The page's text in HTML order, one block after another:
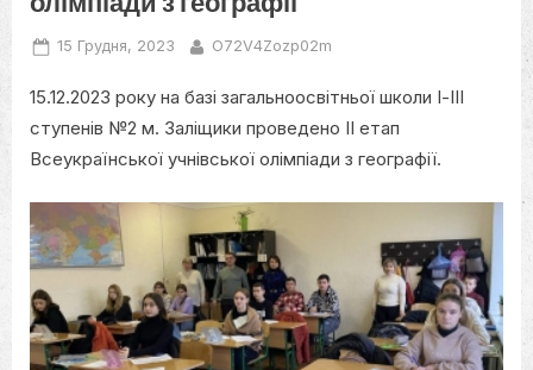
Posted
15 Грудня, 2023 By
O72V4Zozp02m
15.12.2023 року на базі загальноосвітньої школи І-ІІІ
ступенів №2 м. Заліщики проведено ІІ етап
Всеукраїнської учнівської олімпіади з географії.